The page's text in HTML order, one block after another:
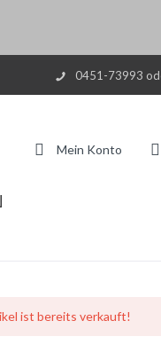
0451-73993
Mein Konto
ist bereits verkauft!